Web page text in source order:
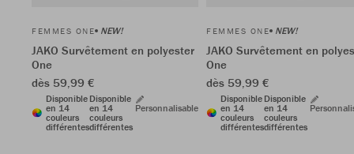
FEMMES ONE NEW!
JAKO Survêtement en polyester
One
dès 59,99 €
Disponible
en 14
couleurs
différentes
Disponible
en 14
couleurs
différentes
Personnalisable
FEMMES ONE NEW!
JAKO Survêtement en
One
dès 59,99 €
Disponible
en 14
couleurs
différentes
Disponible
en 14
couleurs
différentes